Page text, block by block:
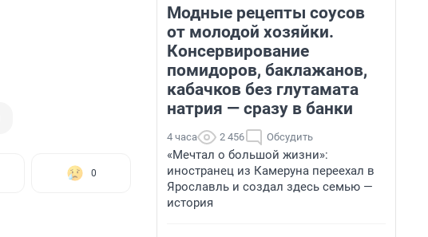
0
Модные рецепты соусов
от молодой хозяйки.
Консервирование
помидоров, баклажанов,
кабачков без глутамата
натрия — сразу в банки
4 часа 2 456 Обсудить
«Мечтал о большой жизни»:
иностранец из Камеруна переехал в
Ярославль и создал здесь семью —
история